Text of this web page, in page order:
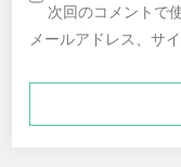
次回のコメントで
メールアドレス、サ